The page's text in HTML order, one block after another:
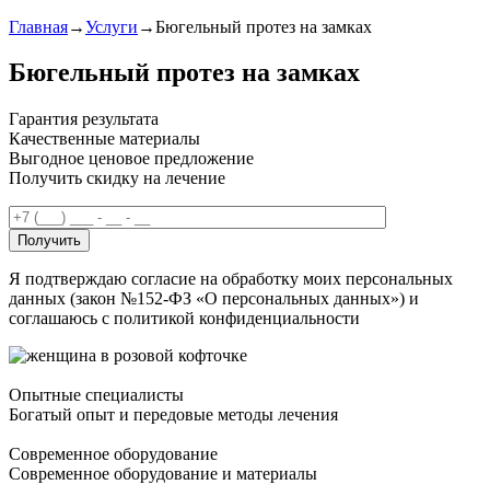
Главная→Услуги →Бюгельный протез на замках
Бюгельный протез на замках
Гарантия результата
Качественные материалы
Выгодное ценовое предложение
Получить скидку на лечение
Получить
Я подтверждаю согласие на обработку моих персональных
данных (закон №152-ФЗ «О персональных данных») и
соглашаюсь с политикой конфиденциальности
Опытные специалисты
Богатый опыт и передовые методы лечения
Современное оборудование
Современное оборудование и материалы